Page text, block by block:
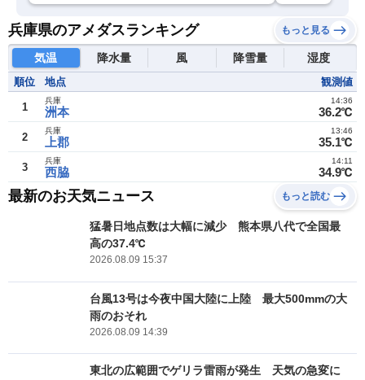
兵庫県のアメダスランキング もっと見る
気温 降水量 風 降雪量 湿度
順位 地点 観測値
1 洲本
兵庫
36.2℃
14:36
2 上郡
兵庫
35.1℃
13:46
3 西脇
兵庫
34.9℃
14:11
最新のお天気ニュース もっと読む
猛暑日地点数は大幅に減少 熊本県八代で全国最
高の37.4℃
2026.08.09 15:37
台風13号は今夜中国大陸に上陸 最大500mmの大
雨のおそれ
2026.08.09 14:39
東北の広範囲でゲリラ雷雨が発生 天気の急変に